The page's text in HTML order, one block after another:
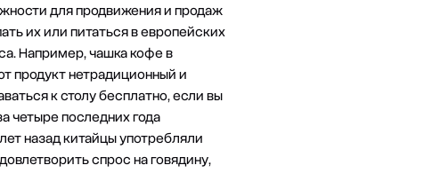
для продвижения и продаж
их или питаться в европейских
Например, чашка кофе в
продукт нетрадиционный и
к столу бесплатно, если вы
четыре последних года
назад китайцы употребляли
спрос на говядину,